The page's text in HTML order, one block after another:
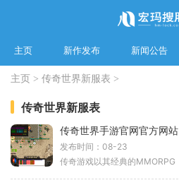
主页 新作发布 新闻公告
主页 > 传奇世界新服表 >
传奇世界新服表
传奇世界手游官网官方网站
发布时间：08-23